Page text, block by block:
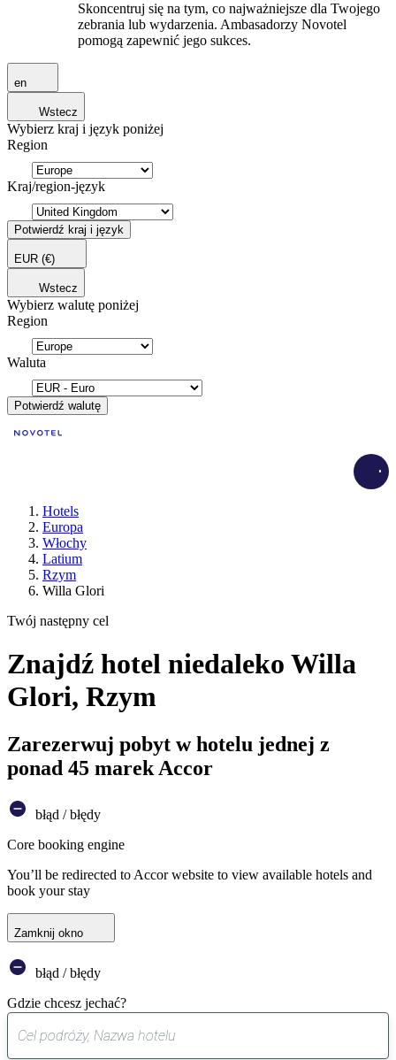
Skoncentruj się na tym, co najważniejsze dla Twojego
zebrania lub wydarzenia. Ambasadorzy Novotel
pomogą zapewnić jego sukces.
en
Wstecz
Wybierz kraj i język poniżej
Region
Kraj/region-język
Potwierdź kraj i język
EUR (€)
Wstecz
Wybierz walutę poniżej
Region
Waluta
Potwierdź walutę
Hotels
Europa
Włochy
Latium
Rzym
Willa Glori
Twój następny cel
Znajdź hotel niedaleko Willa
Glori, Rzym
Zarezerwuj pobyt w hotelu jednej z
ponad 45 marek Accor
błąd / błędy
Core booking engine
You’ll be redirected to Accor website to view available hotels and
book your stay
Zamknij okno
błąd / błędy
Gdzie chcesz jechać?
sugestia